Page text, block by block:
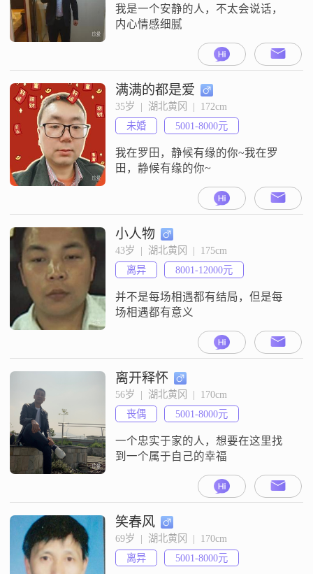
我是一个安静的人，不太会说话，
内心情感细腻
满满的都是爱
35岁  |  湖北黄冈  |  172cm
未婚
5001-8000元
我在罗田，静候有缘的你~我在罗
田，静候有缘的你~
小人物
43岁  |  湖北黄冈  |  175cm
离异
8001-12000元
并不是每场相遇都有结局，但是每
场相遇都有意义
离开释怀
56岁  |  湖北黄冈  |  170cm
丧偶
5001-8000元
一个忠实于家的人，想要在这里找
到一个属于自己的幸福
笑春风
69岁  |  湖北黄冈  |  170cm
离异
5001-8000元